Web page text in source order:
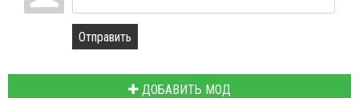
Отправить
ДОБАВИТЬ МОД